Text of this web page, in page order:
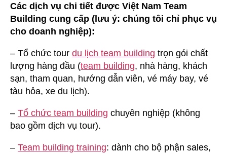
Các dịch vụ chi tiết được Việt Nam Team
Building cung cấp (lưu ý: chúng tôi chỉ phục vụ
cho doanh nghiệp):
– Tổ chức tour du lịch team building trọn gói chất
lượng hàng đầu (team building, nhà hàng, khách
sạn, tham quan, hướng dẫn viên, vé máy bay, vé
tàu hỏa, xe du lịch).
– Tổ chức team building chuyên nghiệp (không
bao gồm dịch vụ tour).
– Team building training: dành cho bộ phận sales,